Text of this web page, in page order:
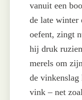
vanuit een
de late winter
oefent, zingt
hij druk
merels om
de vinkenslag
vink – net